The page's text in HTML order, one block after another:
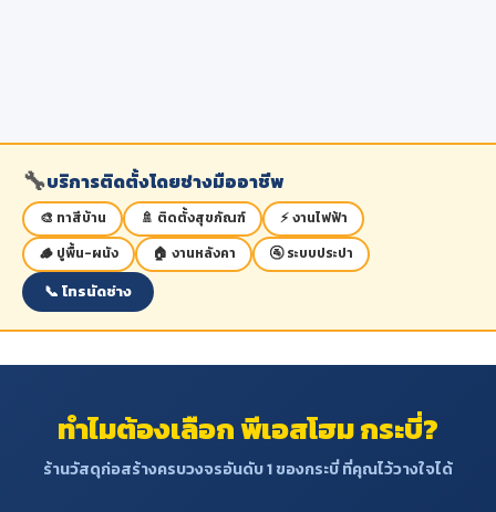
🔧บริการติดตั้งโดยช่างมืออาชีพ
🎨 ทาสีบ้าน 🚿 ติดตั้งสุขภัณฑ์
⚡ งานไฟฟ้า
🪵 ปูพื้น-ผนัง
🏠 งานหลังคา 🚰 ระบบประปา
📞 โทรนัดช่าง
ทำไมต้องเลือก พีเอสโฮม กระบี่?
ร้านวัสดุก่อสร้างครบวงจรอันดับ 1 ของกระบี่ ที่คุณไว้วางใจได้